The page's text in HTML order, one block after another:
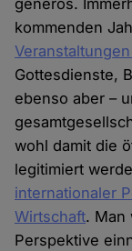
generös.
kommenden
Gottesdienste,
ebenso aber –
wohl damit die
legitimiert
internationaler
Wirtschaft. Man
Perspektive